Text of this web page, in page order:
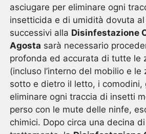
asciugare per eliminare ogni
insetticida e di umidità dovuta
successivi alla Disinfestazione
Agosta sarà necessario
profonda ed accurata di tutte le
(incluso l’interno del mobilio e le
sotto e dietro il letto, i comodini,
eliminare ogni traccia di insetti
perso con le mute delle ninfe,
chimici. Dopo circa una decina